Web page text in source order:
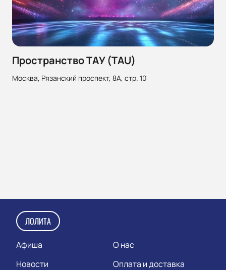
Пространство ТАУ (TAU)
Москва, Рязанский проспект, 8А, стр. 10
ЛОЛИТА
Афиша
Новости
О нас
Оплата и доставка